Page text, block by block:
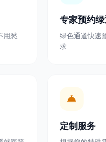
用愁
专家预约
绿色通道快速
求
定制服务